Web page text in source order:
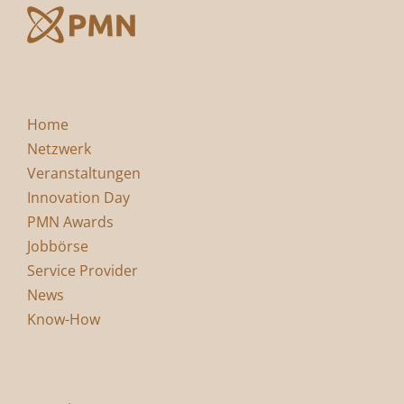
Home
Netzwerk
Veranstaltungen
Innovation Day
PMN Awards
Jobbörse
Service Provider
News
Know-How